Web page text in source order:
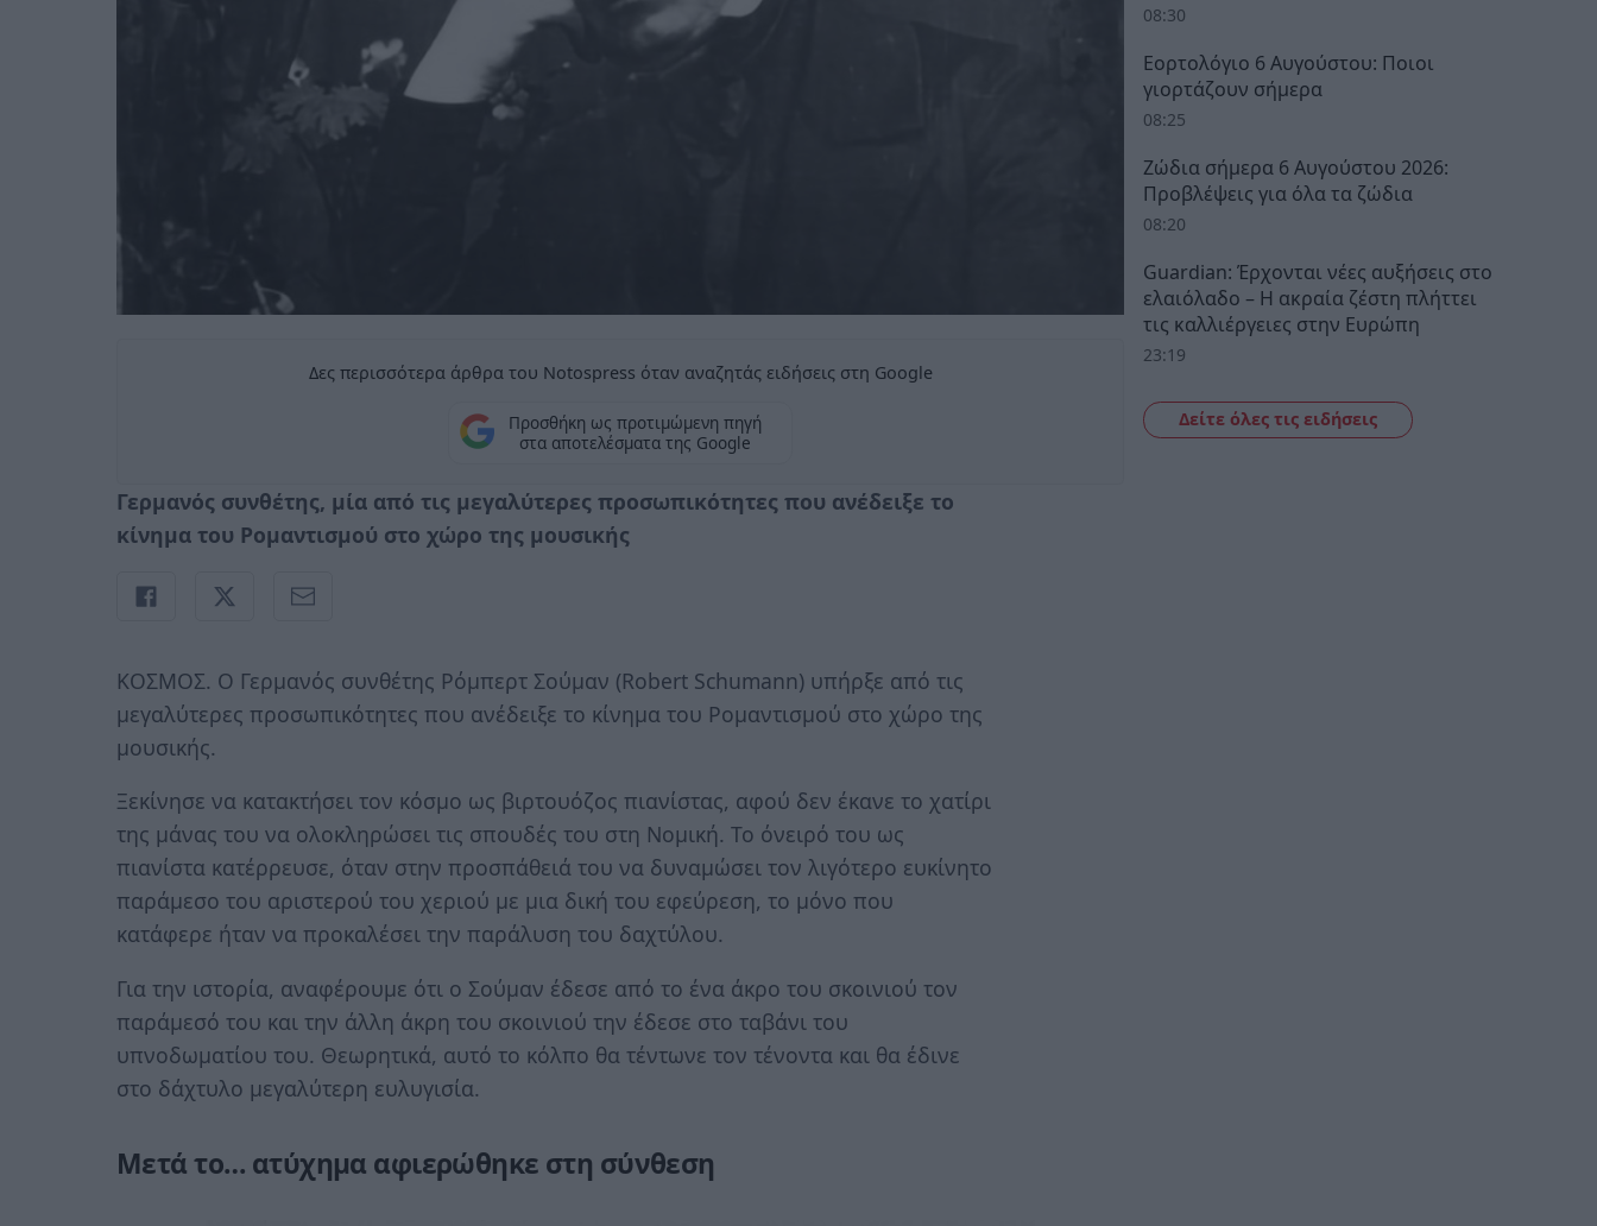
Δες περισσότερα άρθρα του Notospress όταν αναζητάς ειδήσεις στη Google
Προσθήκη ως προτιμώμενη πηγή
στα αποτελέσματα της Google
Γερμανός συνθέτης, μία από τις μεγαλύτερες προσωπικότητες που ανέδειξε το
κίνημα του Ρομαντισμού στο χώρο της μουσικής
ΚΟΣΜΟΣ. Ο Γερμανός συνθέτης Ρόμπερτ Σούμαν (Robert Schumann) υπήρξε από τις
μεγαλύτερες προσωπικότητες που ανέδειξε το κίνημα του Ρομαντισμού στο χώρο της
μουσικής.
Ξεκίνησε να κατακτήσει τον κόσμο ως βιρτουόζος πιανίστας, αφού δεν έκανε το χατίρι
της μάνας του να ολοκληρώσει τις σπουδές του στη Νομική. Το όνειρό του ως
πιανίστα κατέρρευσε, όταν στην προσπάθειά του να δυναμώσει τον λιγότερο ευκίνητο
παράμεσο του αριστερού του χεριού με μια δική του εφεύρεση, το μόνο που
κατάφερε ήταν να προκαλέσει την παράλυση του δαχτύλου.
Για την ιστορία, αναφέρουμε ότι ο Σούμαν έδεσε από το ένα άκρο του σκοινιού τον
παράμεσό του και την άλλη άκρη του σκοινιού την έδεσε στο ταβάνι του
υπνοδωματίου του. Θεωρητικά, αυτό το κόλπο θα τέντωνε τον τένοντα και θα έδινε
στο δάχτυλο μεγαλύτερη ευλυγισία.
Μετά το… ατύχημα αφιερώθηκε στη σύνθεση
08:30
Εορτολόγιο 6 Αυγούστου: Ποιοι
γιορτάζουν σήμερα
08:25
Ζώδια σήμερα 6 Αυγούστου 2026:
Προβλέψεις για όλα τα ζώδια
08:20
Guardian: Έρχονται νέες αυξήσεις στο
ελαιόλαδο – Η ακραία ζέστη πλήττει
τις καλλιέργειες στην Ευρώπη
23:19
Δείτε όλες τις ειδήσεις